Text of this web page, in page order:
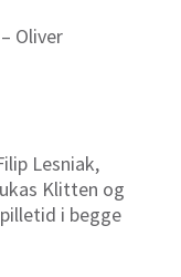
Oliver
Lesniak,
Klitten og
i begge